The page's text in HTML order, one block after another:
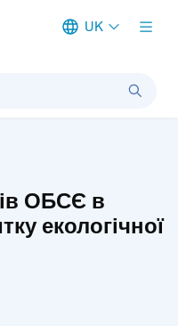
UK
ОБСЄ в
екологічної